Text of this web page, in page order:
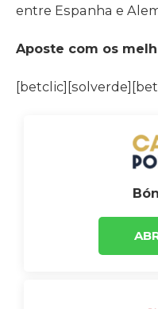
entre Espanha e
Aposte com os